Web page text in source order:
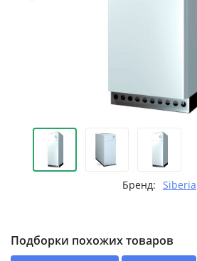
Бренд: Siberia
Подборки похожих товаров